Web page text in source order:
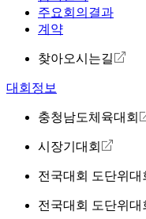
주요회의결과
계약
찾아오시는길
대회정보
충청남도체육대회
시장기대회
전국대회 도단위대
전국대회 도단위대